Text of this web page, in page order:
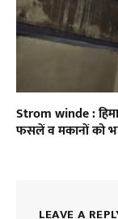
Strom winde :
फसलें व मकानों को
LEAVE A